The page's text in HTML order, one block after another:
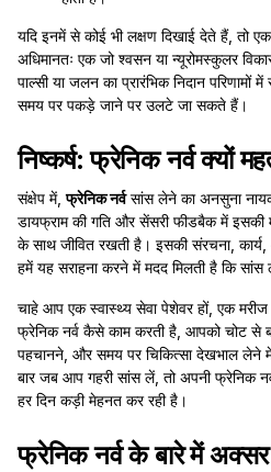
यदि इनमें से कोई भी लक्षण दिखाई देते हैं, तो
अधिमानतः एक जो श्वसन या न्यूरोमस्कुलर
पाल्सी या जलन का प्रारंभिक निदान
समय पर पकड़े जाने पर उलटे जा सकते हैं।
निष्कर्ष: फ्रेनिक नर्व क्यों
संक्षेप में,फ्रेनिक नर्वसांस लेने का अनसुना
डायफ्राम की गति और सेंसरी फीडबैक में इसकी
के साथ जीवित रखती है। इसकी संरचना,
हमें यह सराहना करने में मदद मिलती है कि
चाहे आप एक स्वास्थ्य सेवा पेशेवर हों, एक मरीज
फ्रेनिक नर्व कैसे काम करती है, आपको चोट से
पहचानने, और समय पर चिकित्सा देखभाल लेने
बार जब आप गहरी सांस लें, तो अपनी फ्रेनिक
हर दिन कड़ी मेहनत कर रही है।
फ्रेनिक नर्व के बारे में